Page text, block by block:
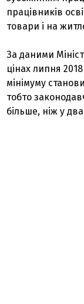
працівників
товари і на
За даними
цінах липня
мінімуму
тобто
більше, ніж у